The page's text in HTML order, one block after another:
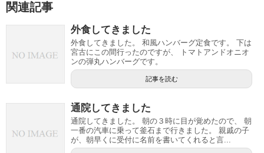
関連記事
外食してきました
外食してきました。 和風ハンバーグ定食です。 下は
宮古にこの間行ったのですが、 トマトアンドオニオ
ンの弾丸ハンバーグです。
記事を読む
通院してきました
通院してきました。 朝の３時に目が覚めたので、 朝
一番の汽車に乗って釜石まで行きました。 親戚の子
が、朝早くに受付に名前を書いてくれると言...